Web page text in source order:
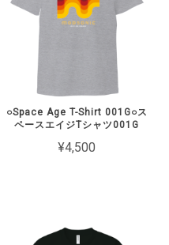
○Space Age T-Shirt 001G○ス
ペースエイジTシャツ001G
¥4,500